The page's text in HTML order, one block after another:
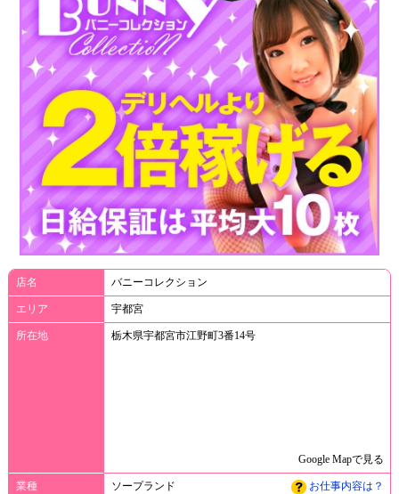
店名 バニーコレクション
エリア 宇都宮
所在地 栃木県宇都宮市江野町3番14号
Google Mapで見る
業種 ソープランド お仕事内容は？